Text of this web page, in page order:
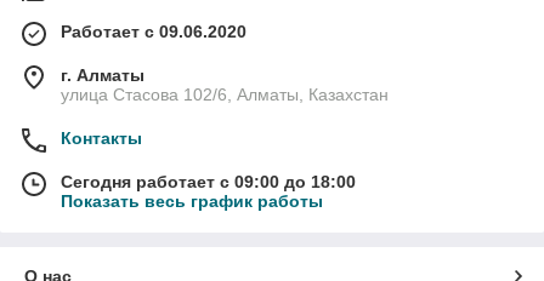
Работает с 09.06.2020
г. Алматы
улица Стасова 102/6, Алматы, Казахстан
Контакты
Сегодня работает с 09:00 до 18:00
Показать весь график работы
О нас